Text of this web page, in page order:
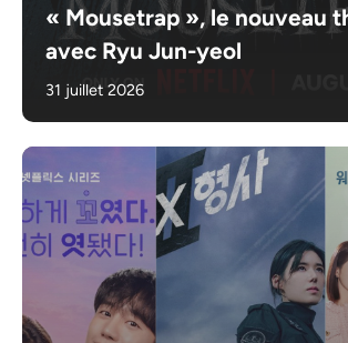
« Mousetrap », le nouveau
avec Ryu Jun-yeol
31 juillet 2026